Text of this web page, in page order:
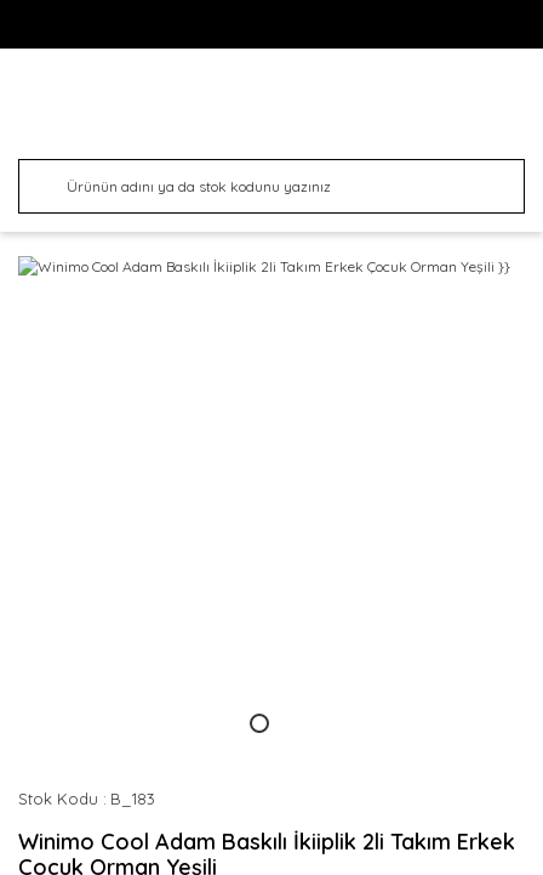
Stok Kodu B_183
Winimo Cool Adam Baskılı İkiiplik 2li Takım Erkek
Çocuk Orman Yeşili